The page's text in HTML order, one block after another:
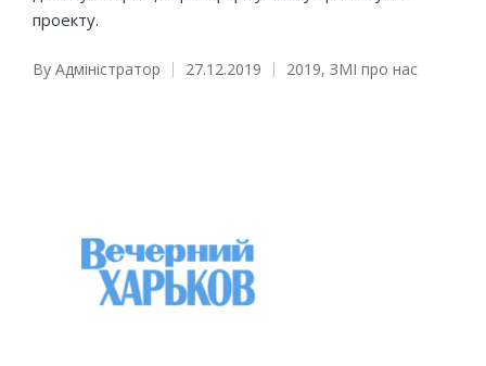
проекту.
Posted
By Адміністратор 27.12.2019
Posted
2019, ЗМІ про нас